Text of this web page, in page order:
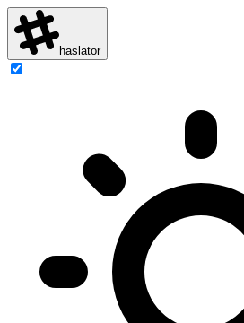
haslator